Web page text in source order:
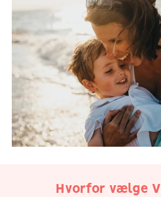
Hvorfor vælge
Vi har over 15 års erfaring
med at hjælpe enlige
om at skabe en familie.